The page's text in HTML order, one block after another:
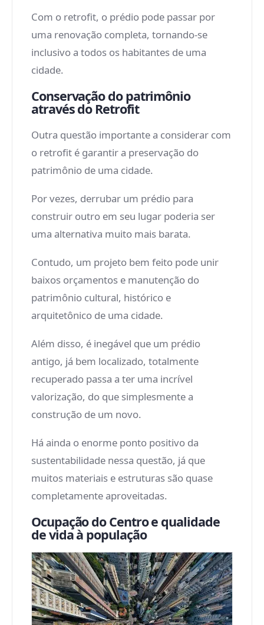
Com o retrofit, o prédio pode passar por
uma renovação completa, tornando-se
inclusivo a todos os habitantes de uma
cidade.
Conservação do patrimônio
através do Retrofit
Outra questão importante a considerar com
o retrofit é garantir a preservação do
patrimônio de uma cidade.
Por vezes, derrubar um prédio para
construir outro em seu lugar poderia ser
uma alternativa muito mais barata.
Contudo, um projeto bem feito pode unir
baixos orçamentos e manutenção do
patrimônio cultural, histórico e
arquitetônico de uma cidade.
Além disso, é inegável que um prédio
antigo, já bem localizado, totalmente
recuperado passa a ter uma incrível
valorização, do que simplesmente a
construção de um novo.
Há ainda o enorme ponto positivo da
sustentabilidade nessa questão, já que
muitos materiais e estruturas são quase
completamente aproveitadas.
Ocupação do Centro e qualidade
de vida à população